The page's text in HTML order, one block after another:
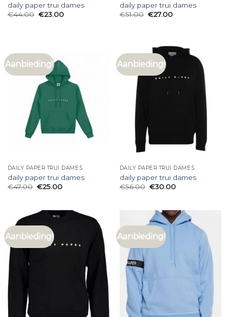
daily paper trui dames
€44.00 €23.00
daily paper trui dames
€51.00 €27.00
Aanbieding!
DAILY PAPER TRUI DAMES
daily paper trui dames
€47.00 €25.00
Aanbieding!
DAILY PAPER TRUI DAMES
daily paper trui dames
€56.00 €30.00
Aanbieding! Aanbieding!